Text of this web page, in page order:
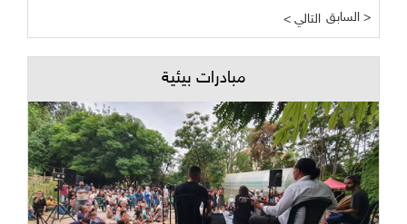
< التالي السابق >
مبادرات بيئية